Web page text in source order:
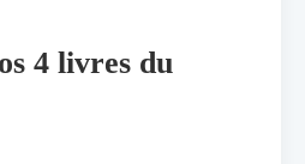
4 livres du